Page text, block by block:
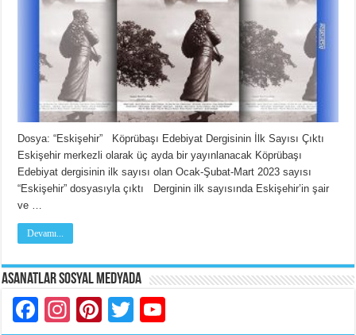
Dosya: “Eskişehir” Köprübaşı Edebiyat Dergisinin İlk Sayısı Çıktı
Eskişehir merkezli olarak üç ayda bir yayınlanacak Köprübaşı
Edebiyat dergisinin ilk sayısı olan Ocak-Şubat-Mart 2023 sayısı
“Eskişehir” dosyasıyla çıktı Derginin ilk sayısında Eskişehir’in şair
ve …
Devamı...
Asanatlar Sosyal Medyada
Facebook
Instagram
Pinterest
Twitter